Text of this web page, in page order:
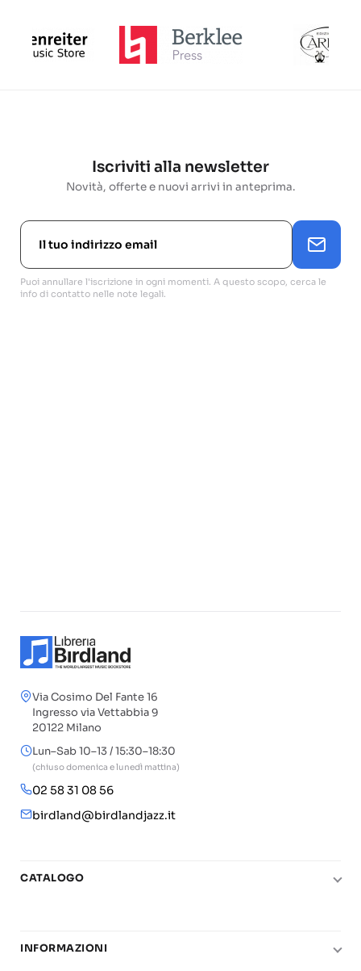
Iscriviti alla newsletter
Novità, offerte e nuovi arrivi in anteprima.
Puoi annullare l'iscrizione in ogni momenti. A questo scopo, cerca le
info di contatto nelle note legali.
Via Cosimo Del Fante 16
Ingresso via Vettabbia 9
20122 Milano
Lun–Sab 10–13 / 15:30–18:30
(chiuso domenica e lunedì mattina)
02 58 31 08 56
birdland@birdlandjazz.it
CATALOGO
Chitarra
INFORMAZIONI